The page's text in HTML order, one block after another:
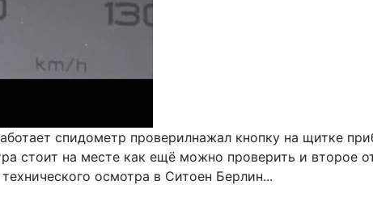
спидометр проверилнажал кнопку на щитке
стоит на месте как ещё можно проверить и второе
осмотра в Ситоен Берлин...